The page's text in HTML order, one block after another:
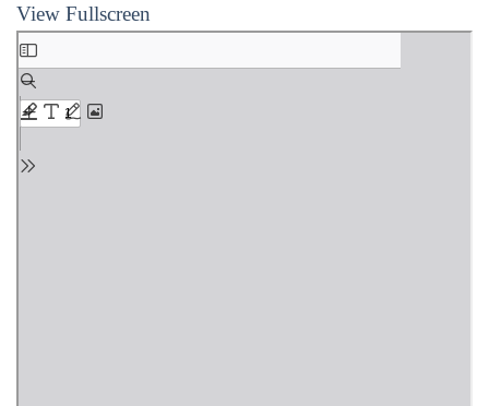
View Fullscreen